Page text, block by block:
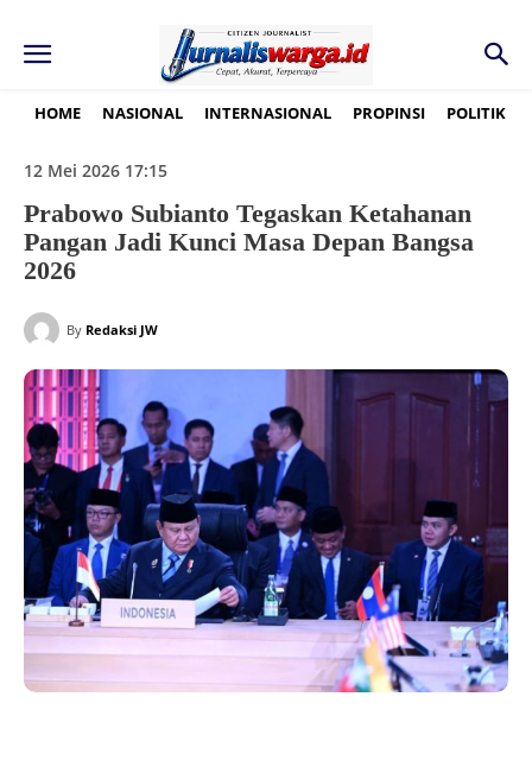
HOME NASIONAL INTERNASIONAL PROPINSI POLITIK
12 Mei 2026 17:15
Prabowo Subianto Tegaskan Ketahanan
Pangan Jadi Kunci Masa Depan Bangsa
2026
By Redaksi JW